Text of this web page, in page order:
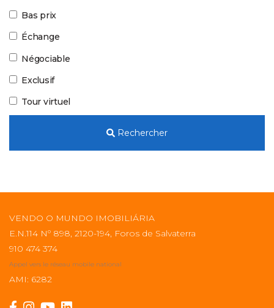
Bas prix
Échange
Négociable
Exclusif
Tour virtuel
Rechercher
VENDO O MUNDO IMOBILIÁRIA
E.N.114 Nº 898, 2120-194, Foros de Salvaterra
910 474 374
Appel vers le réseau mobile national
AMI: 6282